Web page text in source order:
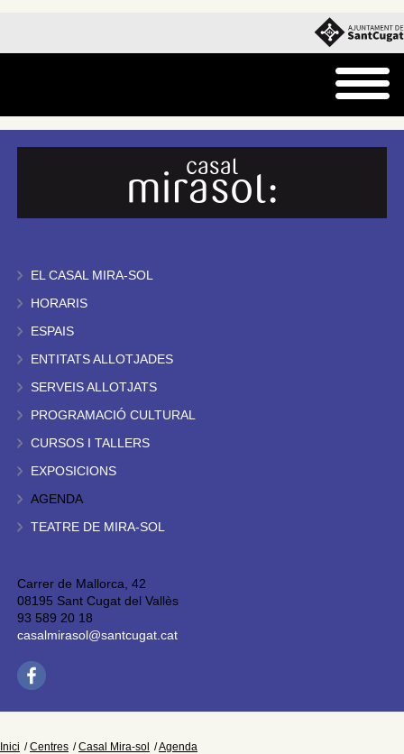
EL CASAL MIRA-SOL
HORARIS
ESPAIS
ENTITATS ALLOTJADES
SERVEIS ALLOTJATS
PROGRAMACIÓ CULTURAL
CURSOS I TALLERS
EXPOSICIONS
AGENDA
TEATRE DE MIRA-SOL
Carrer de Mallorca, 42
08195 Sant Cugat del Vallès
93 589 20 18
casalmirasol@santcugat.cat
Inici Centres Casal Mira-sol Agenda